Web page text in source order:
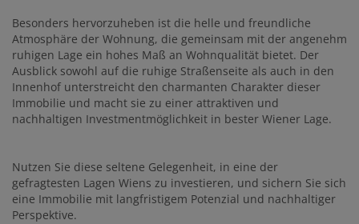
Besonders hervorzuheben ist die helle und freundliche
Atmosphäre der Wohnung, die gemeinsam mit der angenehm
ruhigen Lage ein hohes Maß an Wohnqualität bietet. Der
Ausblick sowohl auf die ruhige Straßenseite als auch in den
Innenhof unterstreicht den charmanten Charakter dieser
Immobilie und macht sie zu einer attraktiven und
nachhaltigen Investmentmöglichkeit in bester Wiener Lage.
Nutzen Sie diese seltene Gelegenheit, in eine der
gefragtesten Lagen Wiens zu investieren, und sichern Sie sich
eine Immobilie mit langfristigem Potenzial und nachhaltiger
Perspektive.